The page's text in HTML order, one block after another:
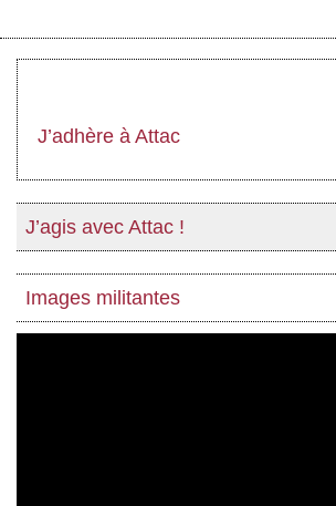
J’adhère à Attac
J’agis avec Attac !
Images militantes